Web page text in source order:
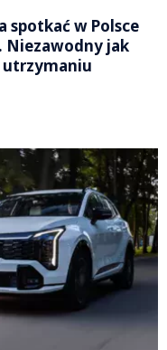
spotkać w Polsce
Niezawodny jak
utrzymaniu